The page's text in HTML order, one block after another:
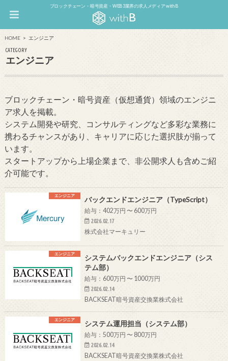
ブロックチェーン・暗号資産・WEB3業界の求人メディア withB
HOME エンジニア
CATEGORY
エンジニア
ブロックチェーン・暗号資産（仮想通貨）領域のエンジニ
ア求人を掲載。
システム開発や研究、コンサルティングなど多彩な業務に
携わるチャンスがあり、キャリアに応じた選択肢が揃って
います。
スタートアップから上場企業まで、非公開求人も含めご紹
介可能です。
エンジニア バックエンドエンジニア（TypeScript）
給与：402万円 〜 600万円
2026.02.17
株式会社マーキュリー
エンジニア
システムバックエンドエンジニア（シス
テム部）
給与：600万円 〜 1000万円
2026.02.14
BACKSEAT暗号資産交換業株式会社
エンジニア システム運用担当（システム部）
給与：500万円 〜 800万円
2026.02.14
BACKSEAT暗号資産交換業株式会社